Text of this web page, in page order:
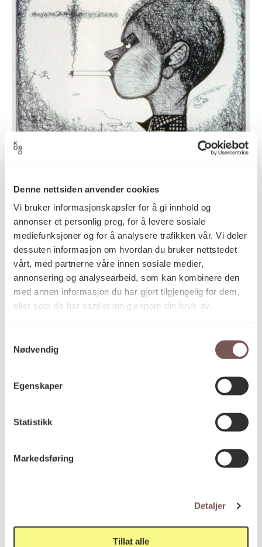
Denne nettsiden anvender cookies
Vi bruker informasjonskapsler for å gi innhold og
annonser et personlig preg, for å levere sosiale
mediefunksjoner og for å analysere trafikken vår. Vi deler
dessuten informasjon om hvordan du bruker nettstedet
vårt, med partnerne våre innen sosiale medier,
annonsering og analysearbeid, som kan kombinere den
med annen informasjon du har gjort tilgjengelig for dem,
eller som de har samlet inn gjennom din bruk av
Nødvendig
Egenskaper
Statistikk
Markedsføring
Detaljer
Tillat alle